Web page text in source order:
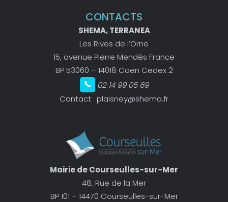
CONTACTS
SHEMA, TERRANEA
Les Rives de l’Orne
15, avenue Pierre Mendès France
BP 53060 – 14018 Caen Cedex 2
02 14 99 05 69
Contact : plaisney@shema.fr
Mairie de Courseulles-sur-Mer
48, Rue de la Mer
BP 101 – 14470 Courseulles-sur-Mer